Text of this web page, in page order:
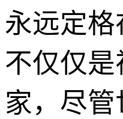
永远定
不仅仅
家，尽